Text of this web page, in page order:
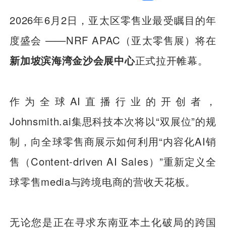
2026年6月2日，亚太区零售业最受瞩目的年
度盛会 ——NRF APAC（亚太零售展）将在
新加坡滨海湾金沙会展中心正式拉开帷幕。
作为全球AI直播行业的开创者，
Johnsmith.ai集思科技本次将以“双展位”的规
制，向全球零售商展示如何利用“内容化AI销
售（Content-driven AI Sales）”重新定义全
球零售media与跨境电商的营收天花板。
无论您是正在寻求东南亚本土化破局的跨国